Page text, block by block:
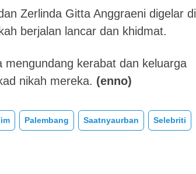
Zerlinda Gitta Anggraeni digelar di
berjalan lancar dan khidmat.
mengundang kerabat dan keluarga
nikah mereka. (enno)
Palembang Saatnyaurban Selebriti